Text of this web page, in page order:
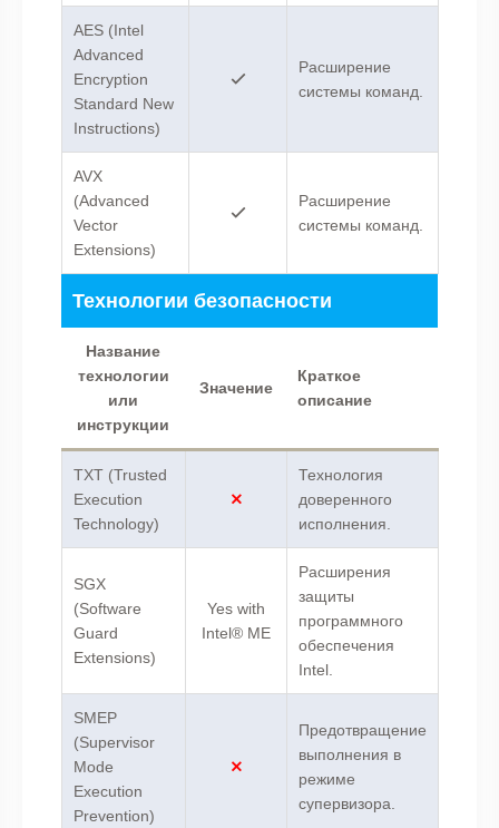
AES (Intel
Advanced
Encryption
Standard New
Instructions)
Расширение
системы команд.
AVX
(Advanced
Vector
Extensions)
Расширение
системы команд.
Технологии безопасности
Название
технологии
или
инструкции
Значение
Краткое
описание
TXT (Trusted
Execution
Technology)
Технология
доверенного
исполнения.
SGX
(Software
Guard
Extensions)
Yes with
Intel® ME
Расширения
защиты
программного
обеспечения
Intel.
SMEP
(Supervisor
Mode
Execution
Prevention)
Предотвращение
выполнения в
режиме
супервизора.